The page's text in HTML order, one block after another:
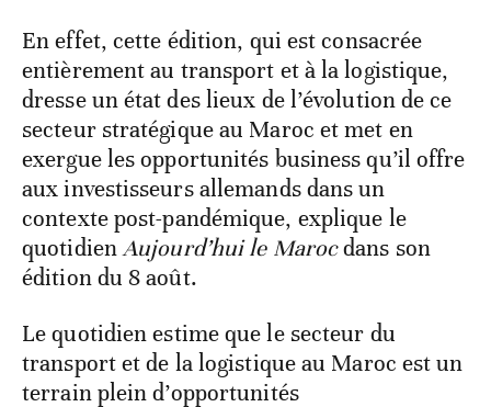
En effet, cette édition, qui est consacrée
entièrement au transport et à la logistique,
dresse un état des lieux de l’évolution de ce
secteur stratégique au Maroc et met en
exergue les opportunités business qu’il offre
aux investisseurs allemands dans un
contexte post-pandémique, explique le
quotidienAujourd’hui le Marocdans son
édition du 8 août.
Le quotidien estime que le secteur du
transport et de la logistique au Maroc est un
terrain plein d’opportunités